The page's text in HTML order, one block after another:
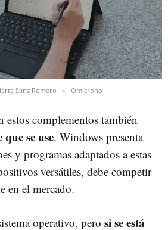
Sanz Romero Omicrono
estos complementos también
se use. Windows presenta
y programas adaptados a estas
versátiles, debe competir
en el mercado.
operativo, pero si se está